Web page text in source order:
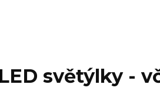
světýlky -